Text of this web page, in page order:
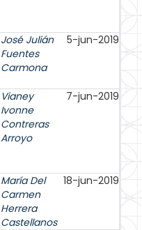
José Julián
Fuentes
Carmona
5-jun-2019
Vianey
Ivonne
Contreras
Arroyo
7-jun-2019
María Del
Carmen
Herrera
Castellanos
18-jun-2019